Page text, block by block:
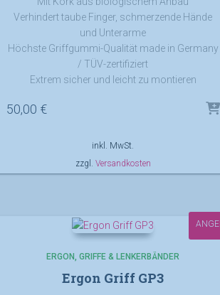
Verhindert taube Finger, schmerzende Hände
und Unterarme
Höchste Griffgummi-Qualität made in Germany
/ TÜV-zertifiziert
Extrem sicher und leicht zu montieren
50,00 €
inkl. MwSt.
zzgl. Versandkosten
ERGON GRIFFE & LENKERBÄNDER
Ergon Griff GP3